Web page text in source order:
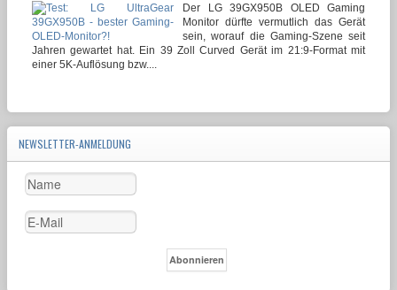
Der LG 39GX950B OLED Gaming
Monitor dürfte vermutlich das Gerät
sein, worauf die Gaming-Szene seit
Jahren gewartet hat. Ein 39 Zoll Curved Gerät im 21:9-Format mit
einer 5K-Auflösung bzw....
NEWSLETTER-ANMELDUNG